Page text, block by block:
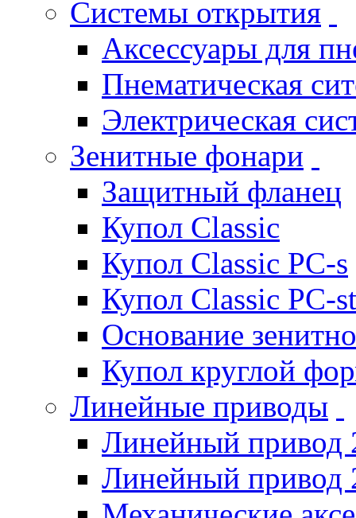
Системы открытия
Аксессуары для
Пнематическая
Электрическая
Зенитные фонари
Защитный фланец
Купол Classic
Купол Classic PC-s
Купол Classic PC-st
Основание
Купол круглой
Линейные приводы
Линейный привод
Линейный привод